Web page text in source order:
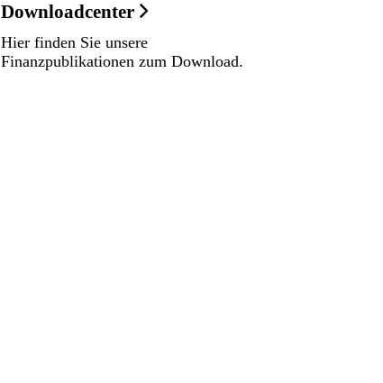
Downloadcenter
Hier finden Sie unsere
Finanzpublikationen zum Download.